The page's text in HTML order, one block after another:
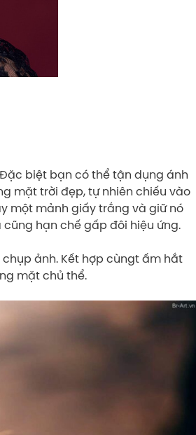
biệt bạn có thể tận dụng ánh
mặt trời đẹp, tự nhiên chiếu vào
một mảnh giấy trắng và giữ nó
hạn chế gấp đôi hiệu ứng.
ảnh. Kết hợp cùngt ấm hắt
mặt chủ thể.